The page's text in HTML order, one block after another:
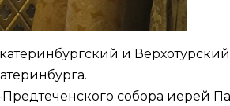
и
собора иерей